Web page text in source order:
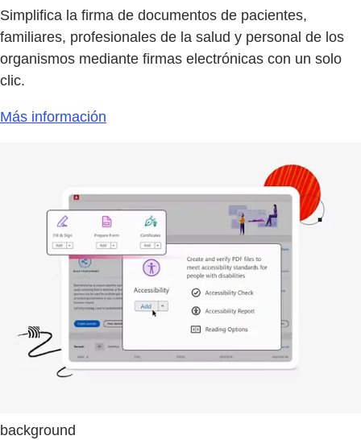
Simplifica la firma de documentos de pacientes,
familiares, profesionales de la salud y personal de los
organismos mediante firmas electrónicas con un solo
clic.
Más información
background